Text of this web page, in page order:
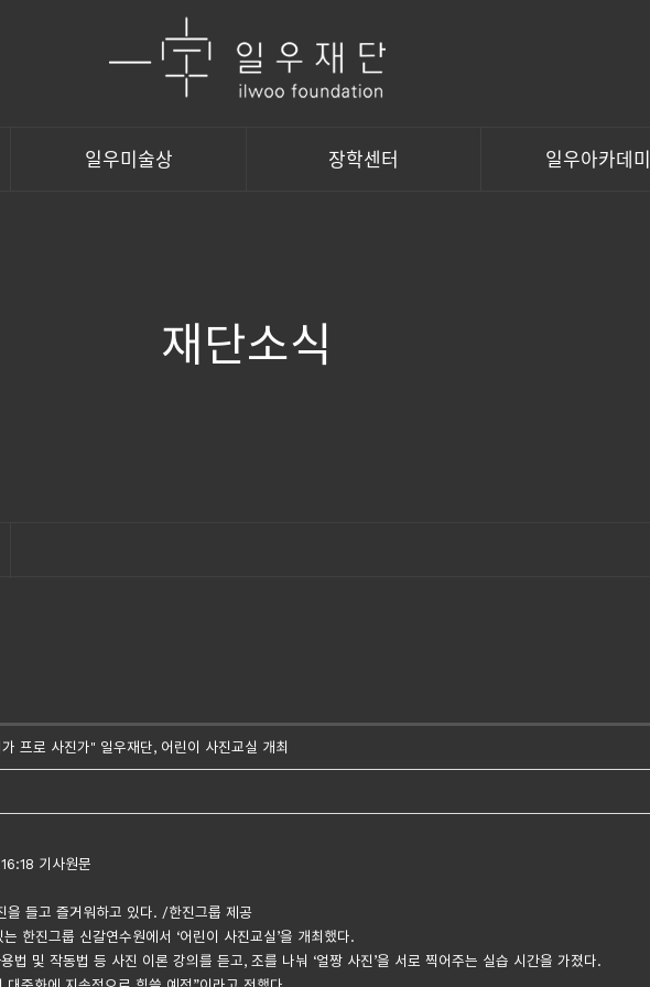
일우미술상 장학센터 일우아카데미
재단소식
프로 사진가" 일우재단, 어린이 사진교실 개최
기사원문
을 들고 즐거워하고 있다. /한진그룹 제공
한진그룹 신갈연수원에서 ‘어린이 사진교실’을 개최했다.
및 작동법 등 사진 이론 강의를 듣고, 조를 나눠 ‘얼짱 사진’을 서로 찍어주는 실습 시간을 가졌다.